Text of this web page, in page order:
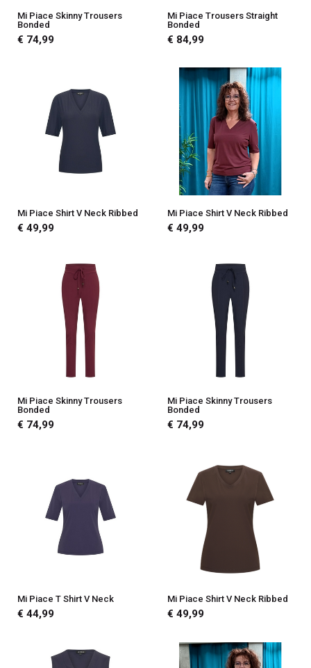
Mi Piace Skinny Trousers
Bonded
€ 74,99
Mi Piace Trousers Straight
Bonded
€ 84,99
Mi Piace Shirt V Neck Ribbed
€ 49,99
Mi Piace Shirt V Neck Ribbed
€ 49,99
Mi Piace Skinny Trousers
Bonded
€ 74,99
Mi Piace Skinny Trousers
Bonded
€ 74,99
Mi Piace T Shirt V Neck
€ 44,99
Mi Piace Shirt V Neck Ribbed
€ 49,99